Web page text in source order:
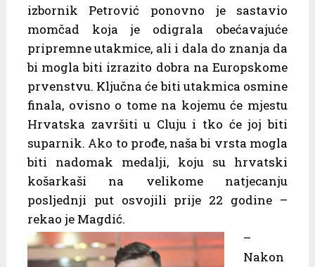
izbornik Petrović ponovno je sastavio
momčad koja je odigrala obećavajuće
pripremne utakmice, ali i dala do znanja da
bi mogla biti izrazito dobra na Europskome
prvenstvu. Ključna će biti utakmica osmine
finala, ovisno o tome na kojemu će mjestu
Hrvatska završiti u Cluju i tko će joj biti
suparnik. Ako to prođe, naša bi vrsta mogla
biti nadomak medalji, koju su hrvatski
košarkaši na velikome natjecanju
posljednji put osvojili prije 22 godine –
rekao je Magdić.
–
Nakon